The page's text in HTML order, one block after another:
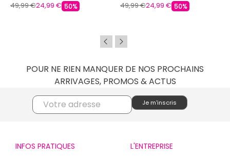
49,99 €24,99 € 50% 49,99 €24,99 € 50%
POUR NE RIEN MANQUER DE NOS PROCHAINS
ARRIVAGES, PROMOS & ACTUS
INFOS PRATIQUES L'ENTREPRISE